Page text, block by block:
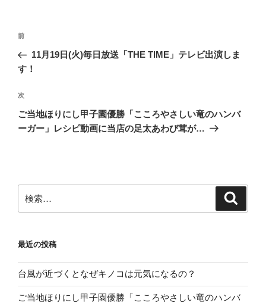
投
ナ
ゲ
ー
シ
前
の
投
前
11月19日(火)毎日放送「THE TIME」テレビ出演しま
す！
次
の
次
ご当地ほりにし甲子園優勝「こころやさしい竜のハンバ
ーガー」レシピ動画に当店の足太あわび茸が…
索:
最近の投稿
台風が近づくとなぜキノコは元気になるの？
ご当地ほりにし甲子園優勝「こころやさしい竜のハンバ